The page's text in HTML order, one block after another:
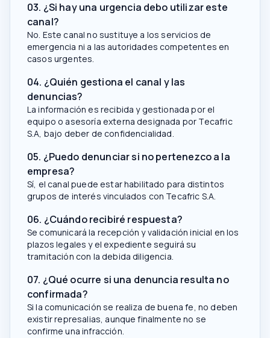
03. ¿Si hay una urgencia debo utilizar este
canal?
No. Este canal no sustituye a los servicios de
emergencia ni a las autoridades competentes en
casos urgentes.
04. ¿Quién gestiona el canal y las
denuncias?
La información es recibida y gestionada por el
equipo o asesoría externa designada por Tecafric
S.A, bajo deber de confidencialidad.
05. ¿Puedo denunciar si no pertenezco a la
empresa?
Sí, el canal puede estar habilitado para distintos
grupos de interés vinculados con Tecafric S.A.
06. ¿Cuándo recibiré respuesta?
Se comunicará la recepción y validación inicial en los
plazos legales y el expediente seguirá su
tramitación con la debida diligencia.
07. ¿Qué ocurre si una denuncia resulta no
confirmada?
Si la comunicación se realiza de buena fe, no deben
existir represalias, aunque finalmente no se
confirme una infracción.